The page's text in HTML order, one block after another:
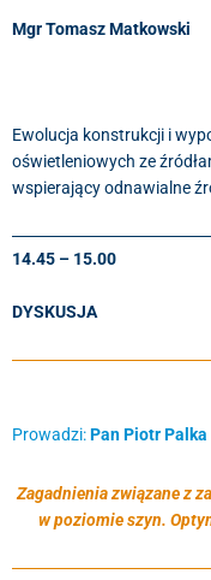
Mgr Tomasz Matkowski
Ewolucja konstrukcji i
oświetleniowych ze
wspierający odnawialne
14.45 – 15.00
DYSKUSJA
Prowadzi:Pan Piotr Palka
Zagadnienia związane z
w poziomie szyn.